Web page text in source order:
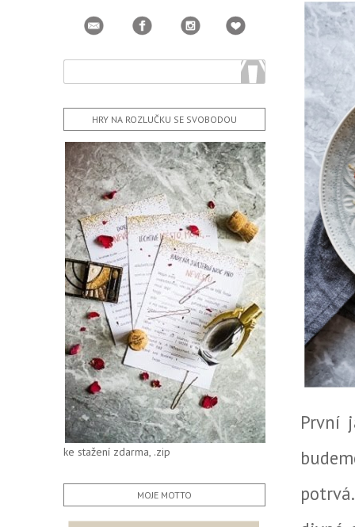
První
HRY NA ROZLUČKU SE SVOBODOU
ke stažení zdarma, .zip
MOJE MOTTO